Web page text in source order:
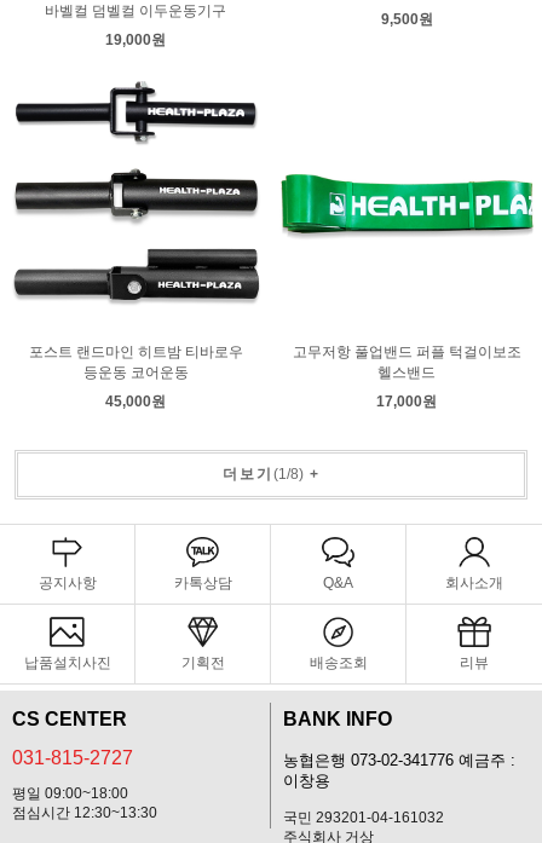
바벨컬 덤벨컬 이두운동기구
19,000원
9,500원
포스트 랜드마인 히트밤 티바로우
등운동 코어운동
45,000원
고무저항 풀업밴드 퍼플 턱걸이보조
헬스밴드
17,000원
더보기 (1/8)+
공지사항 카톡상담 Q&A 회사소개
납품설치사진 기획전 배송조회 리뷰
CS CENTER
031-815-2727
평일 09:00~18:00
점심시간 12:30~13:30
BANK INFO
농협은행 073-02-341776 예금주 :
이창용
국민 293201-04-161032
주식회사 거상